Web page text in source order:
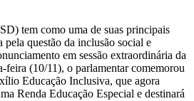
tem como uma de suas principais
pela questão da inclusão social e
em sessão extraordinária da
feira (10/11), o parlamentar comemorou
Educação Inclusiva, que agora
Renda Educação Especial e destinará